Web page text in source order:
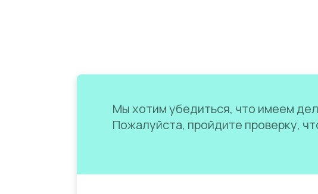
Мы хотим убедиться, что имеем
Пожалуйста, пройдите проверку,